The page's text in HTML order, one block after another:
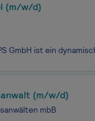
(m/w/d)
(m/w/d)
mbB